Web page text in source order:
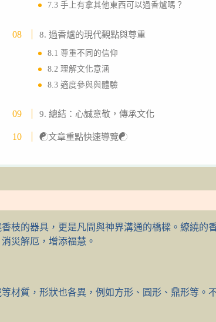
7.3 手上有拿其他東西可以過香爐嗎？
8. 過香爐的現代觀點與尊重
8.1 尊重不同的信仰
8.2 理解文化意涵
8.3 適度參與與體驗
9. 總結：心誠意敬，傳承文化
☯文章重點快速導覽☯
枝的器具，更是凡間與神界溝通的橋樑。繚繞
災解厄，增添福慧。
材質，形狀也各異，例如方形、圓形、鼎形等